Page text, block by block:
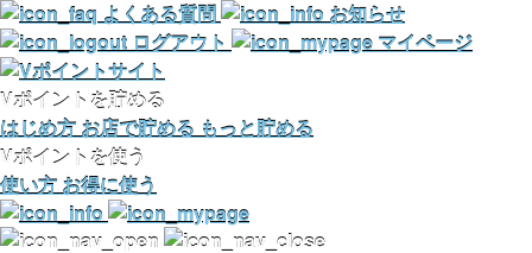
よくある質問
お知らせ
ログアウト
マイページ
Vポイントを貯める
はじめ方 お店で貯める もっと貯める
Vポイントを使う
使い方 お得に使う